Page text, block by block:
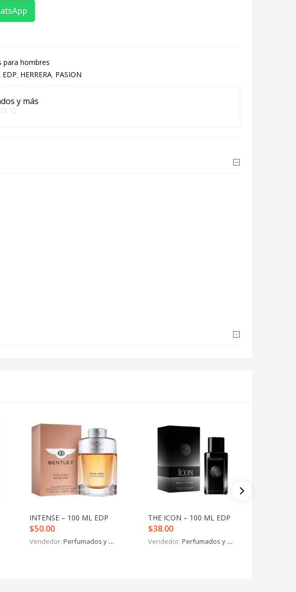
para hombres
EDP HERRERA PASION
y más
INTENSE – 100 ML EDP
$50.00
Vendedor: Perfumados y más
THE ICON – 100 ML EDP
$38.00
Vendedor: Perfumados y más